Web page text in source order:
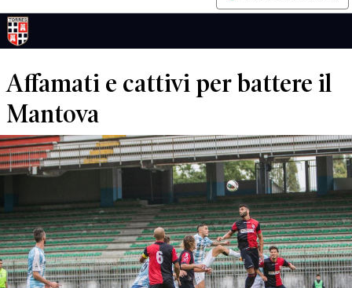
Affamati e cattivi per battere il
Mantova